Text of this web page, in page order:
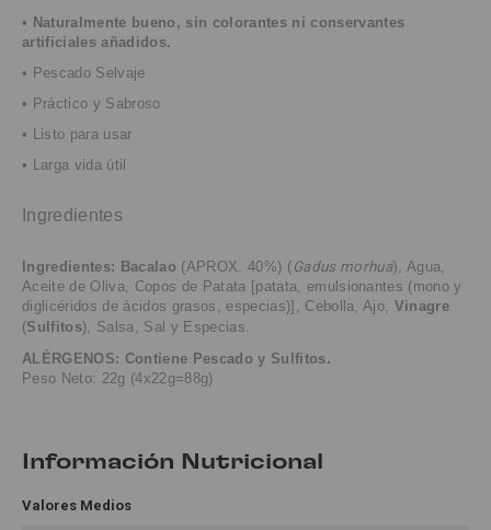
• Naturalmente bueno, sin colorantes ni conservantes
artificiales añadidos.
• Pescado Selvaje
• Práctico y Sabroso
• Listo para usar
• Larga vida útil
Ingredientes
Ingredientes: Bacalao (APROX. 40%) ( Gadus morhua) , Agua,
Aceite de Oliva, Copos de Patata [patata, emulsionantes (mono y
diglicéridos de ácidos grasos, especias)], Cebolla, Ajo, Vinagre
(Sulfitos), Salsa, Sal y Especias.
ALÉRGENOS: Contiene Pescado y Sulfitos.
Peso Neto: 22g (4x22g=88g)
Información Nutricional
Valores Medios